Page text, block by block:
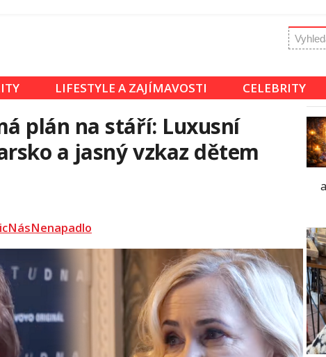
LIFESTYLE A ZAJÍMAVOSTI CELEBRITY
plán na stáří: Luxusní
a jasný vzkaz dětem